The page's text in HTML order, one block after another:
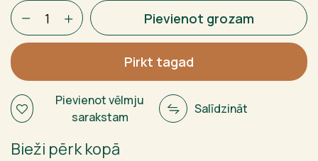
Bullpadel
Indiga
Boy
Junior
2026
daudzums
Pievienot grozam
Pirkt tagad
Pievienot vēlmju
sarakstam
Salīdzināt
Bieži pērk kopā